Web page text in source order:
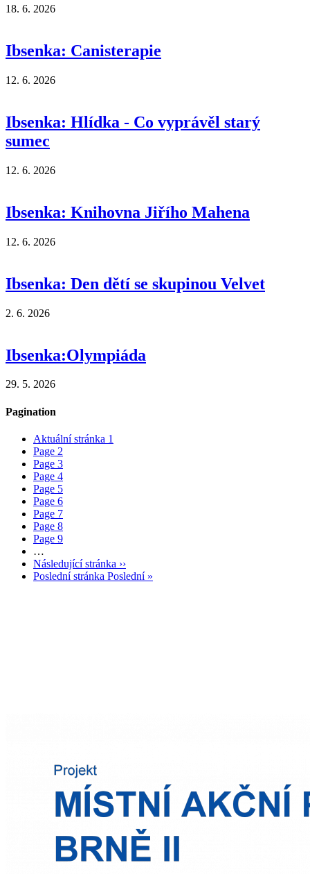
18. 6. 2026
Ibsenka: Canisterapie
12. 6. 2026
Ibsenka: Hlídka - Co vyprávěl starý
sumec
12. 6. 2026
Ibsenka: Knihovna Jiřího Mahena
12. 6. 2026
Ibsenka: Den dětí se skupinou Velvet
2. 6. 2026
Ibsenka:Olympiáda
29. 5. 2026
Pagination
Aktuální stránka 1
Page 2
Page 3
Page 4
Page 5
Page 6
Page 7
Page 8
Page 9
…
Následující stránka ››
Poslední stránka Poslední »